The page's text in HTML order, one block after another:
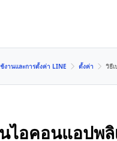
งานและการตั้งค่า LINE ตั้งค่า วิธี
ไอคอนแอปพ